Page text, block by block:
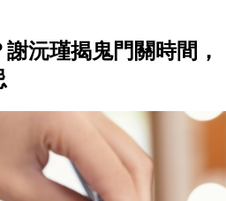
沅瑾揭鬼門關時間，